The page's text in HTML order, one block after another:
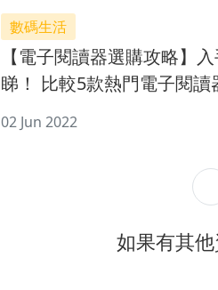
數碼生活
【電子閱讀器選購攻略】
睇！ 比較5款熱門電子閱讀
02 Jun 2022
如果有其